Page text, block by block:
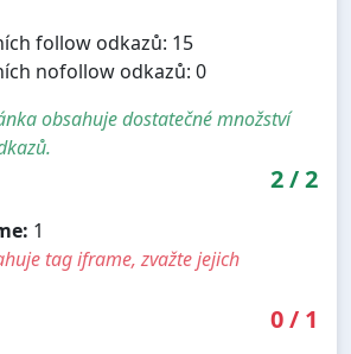
follow odkazů: 15
nofollow odkazů: 0
obsahuje dostatečné množství
2/2
1
tag iframe, zvažte jejich
0/ 1